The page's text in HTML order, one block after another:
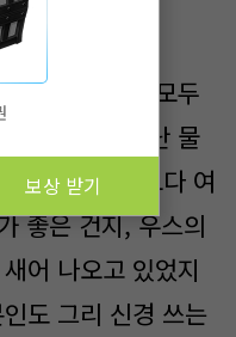
알고 있다가 모두
랜만에 물 만난 물
생각했던 것보다 여
좋은 건지, 우스의
어 나오고 있었지
도 그리 신경 쓰는
보상 받기